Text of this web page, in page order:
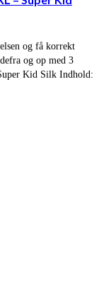
og få korrekt
og op med 3
Kid Silk Indhold: